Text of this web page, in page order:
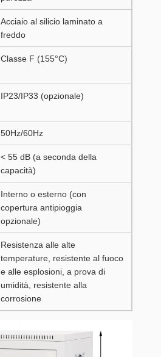
Acciaio al silicio laminato a
freddo
Classe F (155°C)
IP23/IP33 (opzionale)
50Hz/60Hz
< 55 dB (a seconda della
capacità)
Interno o esterno (con
copertura antipioggia
opzionale)
Resistenza alle alte
temperature, resistente al fuoco
e alle esplosioni, a prova di
umidità, resistente alla
corrosione